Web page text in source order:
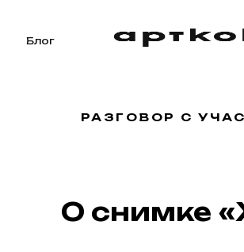
Блог
РАЗГОВОР С
О снимке